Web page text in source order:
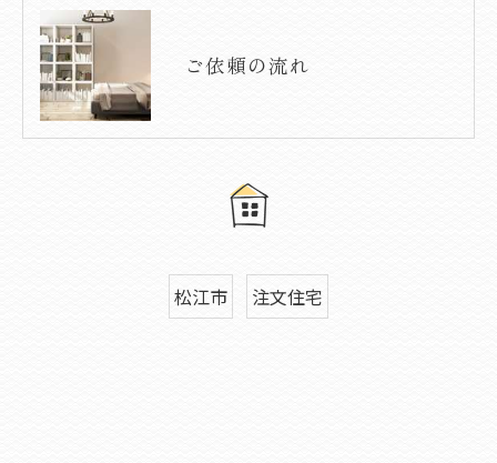
ご依頼の流れ
松江市 注文住宅